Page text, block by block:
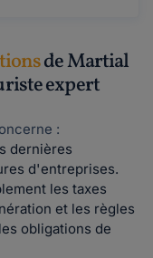
de Martial
expert
:
dernières
d'entreprises.
les taxes
et les règles
obligations de